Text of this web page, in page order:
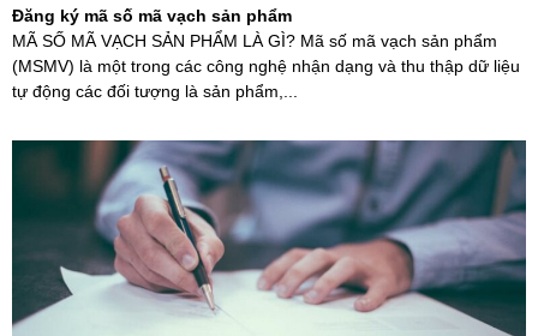
Đăng ký mã số mã vạch sản phẩm
MÃ SỐ MÃ VẠCH SẢN PHẨM LÀ GÌ? Mã số mã vạch sản phẩm
(MSMV) là một trong các công nghệ nhận dạng và thu thập dữ liệu
tự động các đối tượng là sản phẩm,...